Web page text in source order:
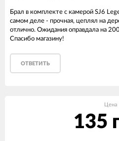
Брал в комплекте с камерой SJ6
самом деле - прочная, цеплял на
отлично. Ожидания оправдала на
Спасибо магазину!
ОТВЕТИТЬ
Цена
135